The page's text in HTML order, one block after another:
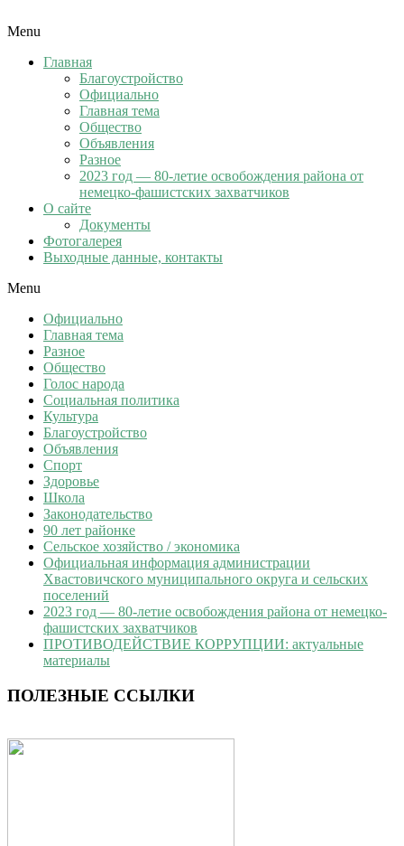
Menu
Главная
Благоустройство
Официально
Главная тема
Общество
Объявления
Разное
2023 год — 80-летие освобождения района от
немецко-фашистских захватчиков
О сайте
Документы
Фотогалерея
Выходные данные, контакты
Menu
Официально
Главная тема
Разное
Общество
Голос народа
Социальная политика
Культура
Благоустройство
Объявления
Спорт
Здоровье
Школа
Законодательство
90 лет районке
Сельское хозяйство / экономика
Официальная информация администрации
Хвастовичского муниципального округа и сельских
поселений
2023 год — 80-летие освобождения района от немецко-
фашистских захватчиков
ПРОТИВОДЕЙСТВИЕ КОРРУПЦИИ: актуальные
материалы
ПОЛЕЗНЫЕ ССЫЛКИ